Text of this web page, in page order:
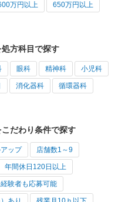
万円以上 650万円以上
方科目で探す
眼科 精神科 小児科
消化器科 循環器科
だわり条件で探す
ップ 店舗数1～9
年間休日120日以上
験者も応募可能